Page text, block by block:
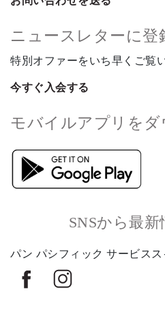
ニュースレターに登
特別オファーをいち早くご覧
今すぐ入会する
モバイルアプリをダ
SNSから最
パン パシフィック サービス